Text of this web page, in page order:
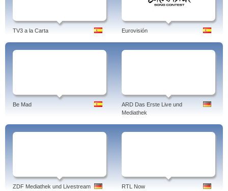
TV3 a la Carta Eurovisión
Be Mad
ARD Das Erste Live und
Mediathek
ZDF Mediathek und Livestream RTL Now